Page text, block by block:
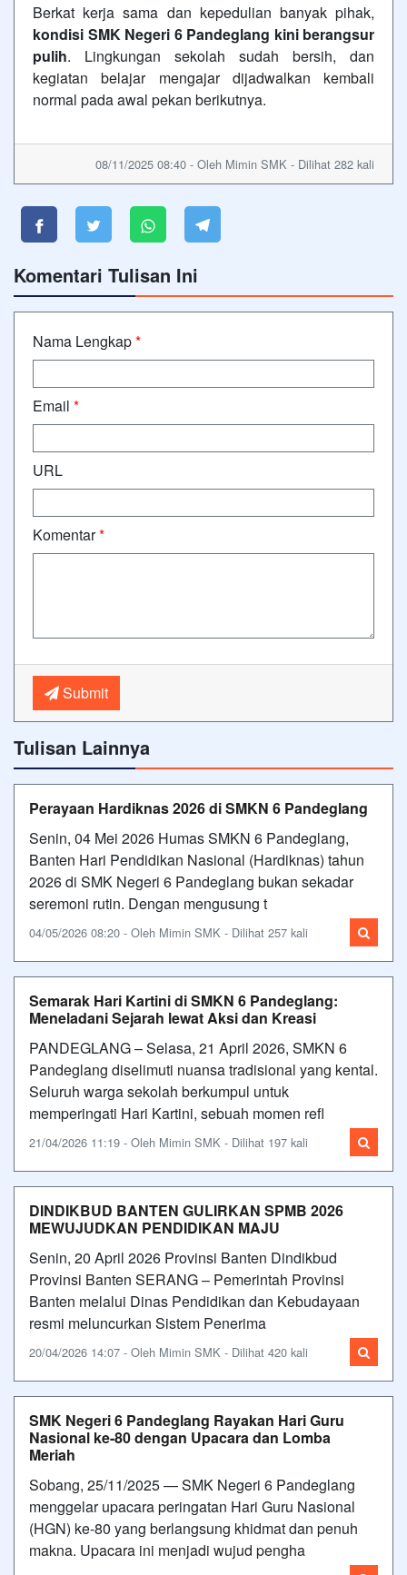
Berkat kerja sama dan kepedulian banyak pihak,
kondisi SMK Negeri 6 Pandeglang kini berangsur
pulih. Lingkungan sekolah sudah bersih, dan
kegiatan belajar mengajar dijadwalkan kembali
normal pada awal pekan berikutnya.
08/11/2025 08:40 - Oleh Mimin SMK - Dilihat 282 kali
Komentari Tulisan Ini
Nama Lengkap*
Email *
URL
Komentar*
Submit
Tulisan Lainnya
Perayaan Hardiknas 2026 di SMKN 6 Pandeglang
Senin, 04 Mei 2026 Humas SMKN 6 Pandeglang,
Banten Hari Pendidikan Nasional (Hardiknas) tahun
2026 di SMK Negeri 6 Pandeglang bukan sekadar
seremoni rutin. Dengan mengusung t
04/05/2026 08:20 - Oleh Mimin SMK - Dilihat 257 kali
Semarak Hari Kartini di SMKN 6 Pandeglang:
Meneladani Sejarah lewat Aksi dan Kreasi
PANDEGLANG – Selasa, 21 April 2026, SMKN 6
Pandeglang diselimuti nuansa tradisional yang kental.
Seluruh warga sekolah berkumpul untuk
memperingati Hari Kartini, sebuah momen refl
21/04/2026 11:19 - Oleh Mimin SMK - Dilihat 197 kali
DINDIKBUD BANTEN GULIRKAN SPMB 2026
MEWUJUDKAN PENDIDIKAN MAJU
Senin, 20 April 2026 Provinsi Banten Dindikbud
Provinsi Banten SERANG – Pemerintah Provinsi
Banten melalui Dinas Pendidikan dan Kebudayaan
resmi meluncurkan Sistem Penerima
20/04/2026 14:07 - Oleh Mimin SMK - Dilihat 420 kali
SMK Negeri 6 Pandeglang Rayakan Hari Guru
Nasional ke-80 dengan Upacara dan Lomba
Meriah
Sobang, 25/11/2025 — SMK Negeri 6 Pandeglang
menggelar upacara peringatan Hari Guru Nasional
(HGN) ke-80 yang berlangsung khidmat dan penuh
makna. Upacara ini menjadi wujud pengha